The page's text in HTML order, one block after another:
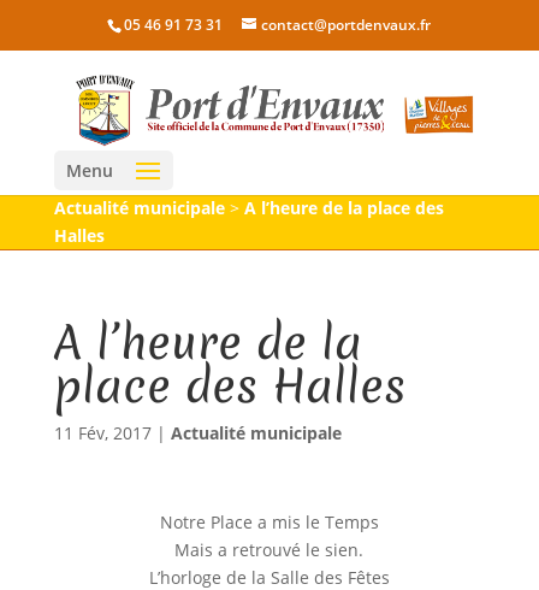
05 46 91 73 31 contact@portdenvaux.fr
Menu
Actualité municipale> A l’heure de la place des
Halles
A l’heure de la
place des Halles
11 Fév, 2017| Actualité municipale
Notre Place a mis le Temps
Mais a retrouvé le sien.
L’horloge de la Salle des Fêtes